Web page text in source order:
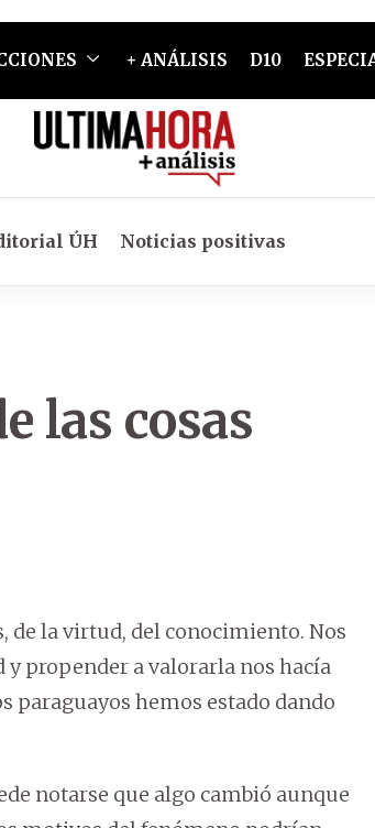
+ ANÁLISIS D10
ÚH Noticias positivas
las cosas
de la virtud, del conocimiento. Nos
y propender a valorarla nos hacía
paraguayos hemos estado dando
notarse que algo cambió aunque